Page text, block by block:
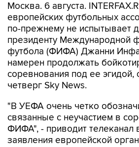
Москва. 6 августа.
европейских футбольных
по-прежнему не испытывает
президенту Международной
футбола (ФИФА) Джанни
намерен продолжать
соревнования под ее эгидой,
четверг Sky News.
"В УЕФА очень четко
связанные с неучастием в
ФИФА", - приводит телеканал
заявления европейской